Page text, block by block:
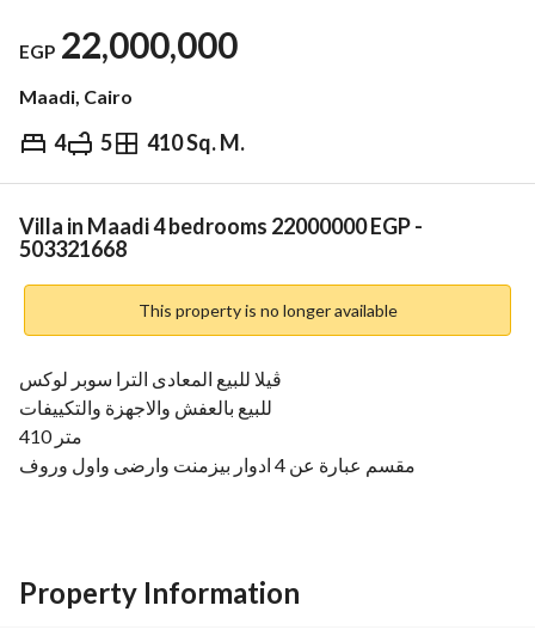
EGP 22,000,000
Maadi, Cairo
4 5 410 Sq. M.
EGP 22,000,000
Overview Trends & Indices Mortgage
Villa in Maadi 4 bedrooms 22000000 EGP -
503321668
This property is no longer available
ڤيلا للبيع المعادى الترا سوبر لوكس
للبيع بالعفش والاجهزة والتكييفات
410 متر
مقسم عبارة عن 4 ادوار بيزمنت وارضى واول وروف
تشطيب فندقى
للبيع بالعفش والاجهزة وكلهم على اعلى مستوى
Property Information